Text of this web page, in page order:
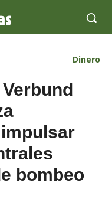
Dinero
bombeo